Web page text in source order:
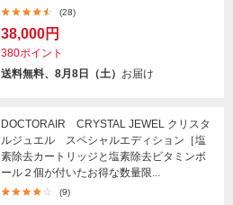
(28)
38,000円
380ポイント
送料無料、8月8日（土） お届け
DOCTORAIR CRYSTAL JEWEL クリスタ
ルジュエル スペシャルエディション［塩
素除去カートリッジと塩素除去ビタミンボ
ール２個が付いたお得な数量限...
(9)